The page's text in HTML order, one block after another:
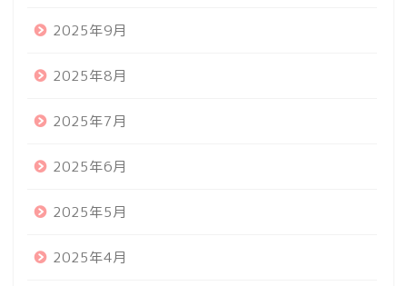
2025年9月
2025年8月
2025年7月
2025年6月
2025年5月
2025年4月